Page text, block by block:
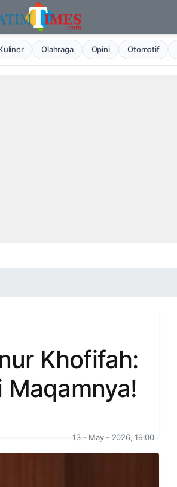
Olahraga Opini Otomotif
Khofifah:
Maqamnya!
13 - May - 2026, 19:00